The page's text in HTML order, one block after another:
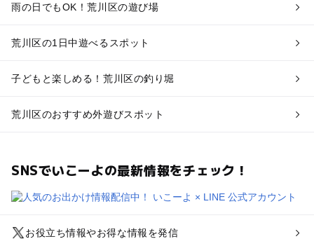
雨の日でもOK！荒川区の遊び場
荒川区の1日中遊べるスポット
子どもと楽しめる！荒川区の釣り堀
荒川区のおすすめ外遊びスポット
SNSでいこーよの最新情報をチェック！
お役立ち情報やお得な情報を発信